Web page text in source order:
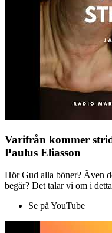
Varifrån kommer
Paulus Eliasson
Hör Gud alla böner? Även
begär? Det talar vi om i
Se på YouTube